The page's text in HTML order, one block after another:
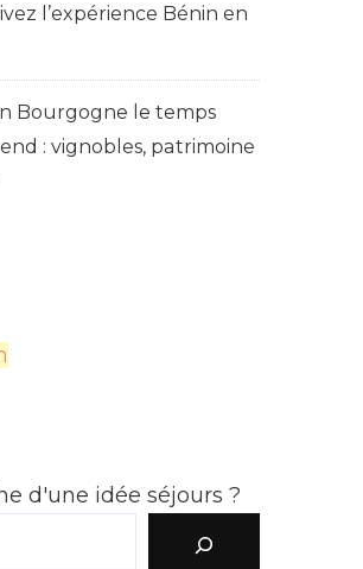
l’expérience Bénin en
Bourgogne le temps
: vignobles, patrimoine
d'une idée séjours ?